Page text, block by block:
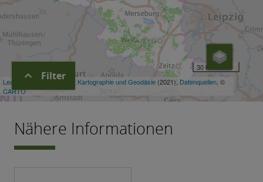
expand_more Filter
Nähere Informationen